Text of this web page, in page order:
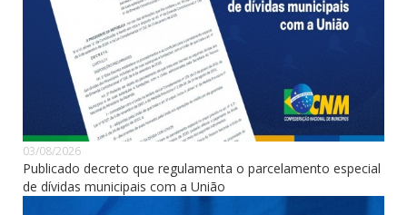
03/08/2026
Publicado decreto que regulamenta o parcelamento especial
de dívidas municipais com a União